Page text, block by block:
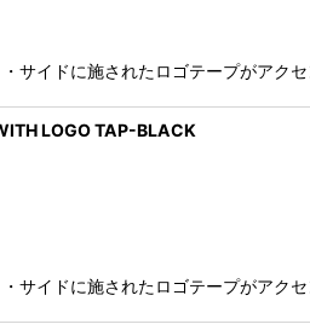
サイドに施されたロゴテープがアク
LOGO TAP-BLACK
サイドに施されたロゴテープがアク